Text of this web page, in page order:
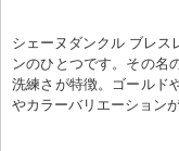
シェーヌダンクル ブレス
ンのひとつです。その名
洗練さが特徴。ゴールド
やカラーバリエーション